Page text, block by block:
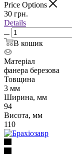
Price Options
30 грн.
Details
В кошик
Матеріал
фанера березова
Товщина
3 мм
Ширина, мм
94
Висота, мм
110